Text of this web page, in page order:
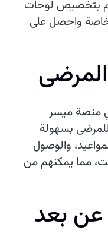
قم بتخصيص لوحات
واحصل على
منصة ميسر
بسهولة
والوصول
مما يمكنهم من
عن بعد